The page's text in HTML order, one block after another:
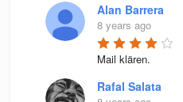
Alan Barrera
8 years ago
Mail klären.
Rafal Salata